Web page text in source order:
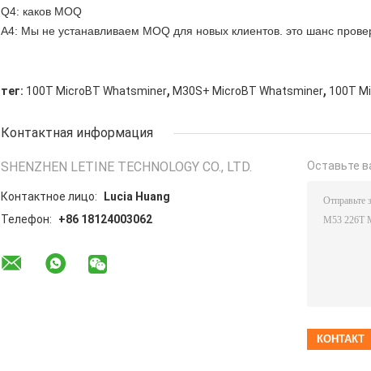
Q4: каков MOQ
A4: Мы не устанавливаем MOQ для новых клиентов. это шанс
тег: 100T MicroBT Whatsminer, M30S+ MicroBT Whatsminer, 100T
Контактная информация
SHENZHEN LETINE TECHNOLOGY CO., LTD.
Контактное лицо:
Lucia Huang
Телефон:
+86 18124003062
Оставьте